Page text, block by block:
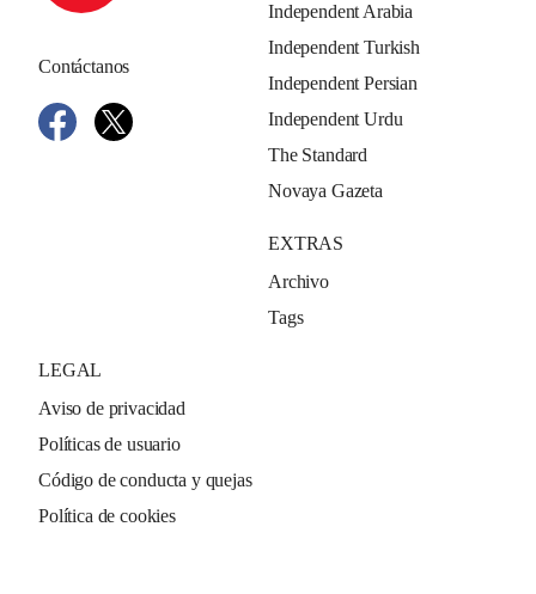
Contáctanos
Independent Arabia
Independent Turkish
Independent Persian
Independent Urdu
The Standard
Novaya Gazeta
EXTRAS
Archivo
Tags
LEGAL
Aviso de privacidad
Políticas de usuario
Código de conducta y quejas
Política de cookies